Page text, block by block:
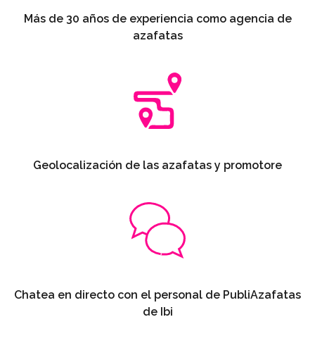
Más de 30 años de experiencia como agencia de
azafatas
Geolocalización de las azafatas y promotore
Chatea en directo con el personal de PubliAzafatas
de Ibi